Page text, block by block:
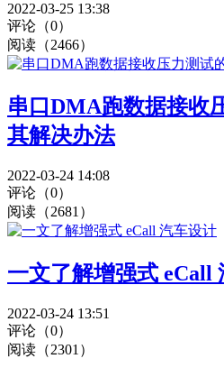
2022-03-25 13:38
评论（0）
阅读（2466）
串口DMA跑数据接收
其解决办法
2022-03-24 14:08
评论（0）
阅读（2681）
一文了解增强式 eCall
2022-03-24 13:51
评论（0）
阅读（2301）